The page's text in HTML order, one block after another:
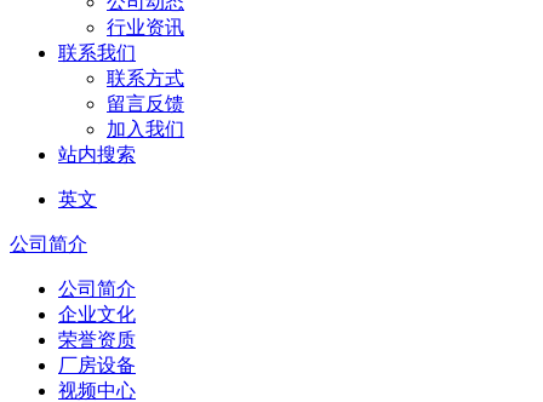
行业资讯
联系我们
联系方式
留言反馈
加入我们
站内搜索
英文
公司简介
公司简介
企业文化
荣誉资质
厂房设备
视频中心